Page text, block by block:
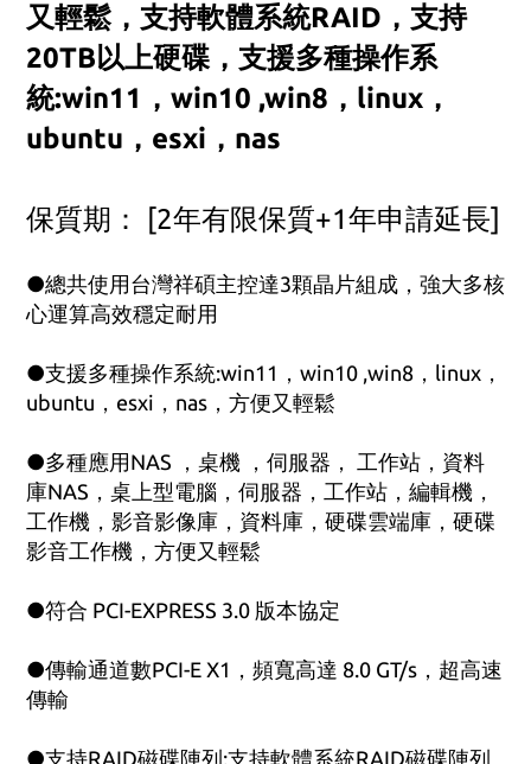
又輕鬆，支持軟體系統RAID，支持
20TB以上硬碟，支援多種操作系
統:win11，win10 ,win8，linux，
ubuntu，esxi，nas
保質期： [2年有限保質+1年申請延長]
●總共使用台灣祥碩主控達3顆晶片組成，強大多核
心運算高效穩定耐用
●支援多種操作系統:win11，win10 ,win8，linux，
ubuntu，esxi，nas，方便又輕鬆
●多種應用NAS ，桌機 ，伺服器， 工作站，資料
庫NAS，桌上型電腦，伺服器，工作站，編輯機，
工作機，影音影像庫，資料庫，硬碟雲端庫，硬碟
影音工作機，方便又輕鬆
●符合 PCI-EXPRESS 3.0 版本協定
●傳輸通道數PCI-E X1，頻寬高達 8.0 GT/s，超高速
傳輸
●支持RAID磁碟陣列:支持軟體系統RAID磁碟陣列